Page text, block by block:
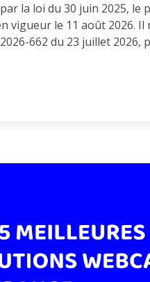
la loi du 30 juin 2025, le
vigueur le 11 août 2026. Il
662 du 23 juillet 2026,